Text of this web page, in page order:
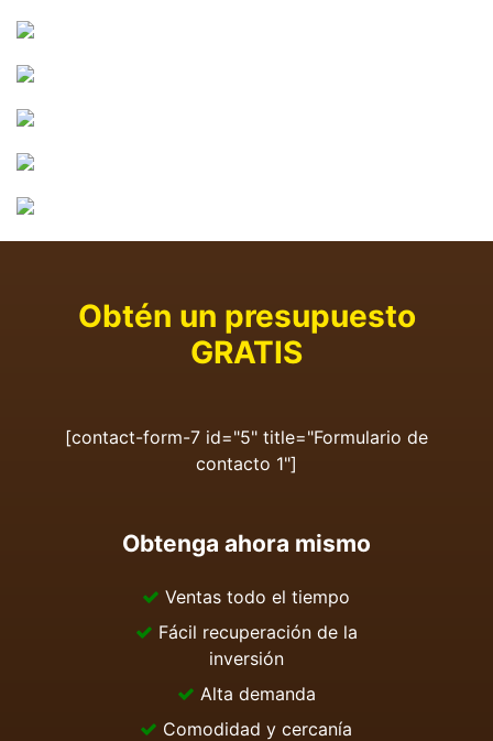
Obtén un presupuesto
GRATIS
[contact-form-7 id="5" title="Formulario de
contacto 1"]
Obtenga ahora mismo
Ventas todo el tiempo
Fácil recuperación de la
inversión
Alta demanda
Comodidad y cercanía